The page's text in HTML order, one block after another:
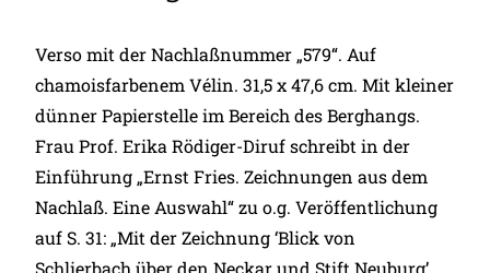
Verso mit der Nachlaßnummer „579“. Auf
chamoisfarbenem Vélin. 31,5 x 47,6 cm. Mit kleiner
dünner Papierstelle im Bereich des Berghangs.
Frau Prof. Erika Rödiger-Diruf schreibt in der
Einführung „Ernst Fries. Zeichnungen aus dem
Nachlaß. Eine Auswahl“ zu o.g. Veröffentlichung
auf S. 31: „Mit der Zeichnung ‘Blick von
Schlierbach über den Neckar und Stift Neuburg’